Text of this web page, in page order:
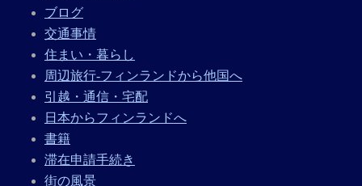
ブログ
交通事情
住まい・暮らし
周辺旅行-フィンランドから他国へ
引越・通信・宅配
日本からフィンランドへ
書籍
滞在申請手続き
街の風景